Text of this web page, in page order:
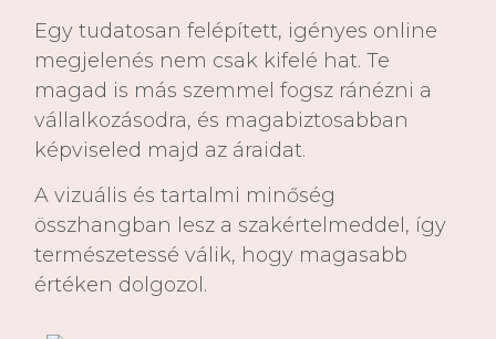
Egy tudatosan felépített, igényes online
megjelenés nem csak kifelé hat. Te
magad is más szemmel fogsz ránézni a
vállalkozásodra, és magabiztosabban
képviseled majd az áraidat.
A vizuális és tartalmi minőség
összhangban lesz a szakértelmeddel, így
természetessé válik, hogy magasabb
értéken dolgozol.